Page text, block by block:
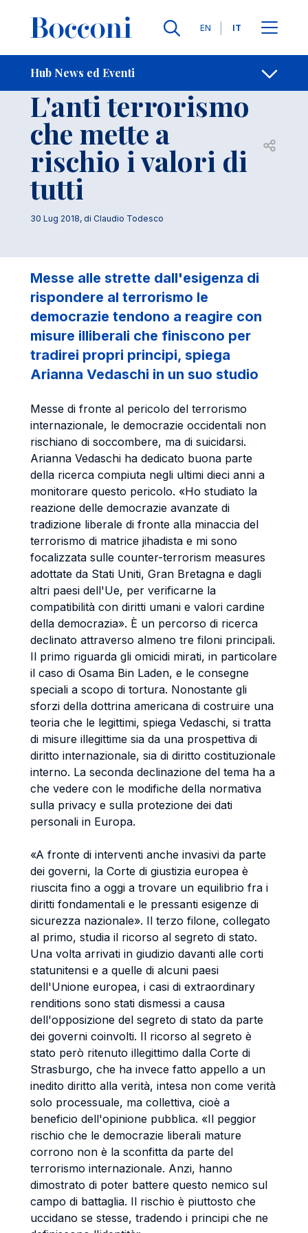
Lingue
EN IT
Hub News ed Eventi
Briciole di pane
Ricerca Diritto
L'anti terrorismo
che mette a
rischio i valori di
tutti
Apri
30 Lug 2018, di Claudio Todesco
Messe alle strette dall'esigenza di
rispondere al terrorismo le
democrazie tendono a reagire con
misure illiberali che finiscono per
tradirei propri principi, spiega
Arianna Vedaschi in un suo studio
Messe di fronte al pericolo del terrorismo
internazionale, le democrazie occidentali non
rischiano di soccombere, ma di suicidarsi.
Arianna Vedaschi ha dedicato buona parte
della ricerca compiuta negli ultimi dieci anni a
monitorare questo pericolo. «Ho studiato la
reazione delle democrazie avanzate di
tradizione liberale di fronte alla minaccia del
terrorismo di matrice jihadista e mi sono
focalizzata sulle counter-terrorism measures
adottate da Stati Uniti, Gran Bretagna e dagli
altri paesi dell'Ue, per verificarne la
compatibilità con diritti umani e valori cardine
della democrazia». È un percorso di ricerca
declinato attraverso almeno tre filoni principali.
Il primo riguarda gli omicidi mirati, in particolare
il caso di Osama Bin Laden, e le consegne
speciali a scopo di tortura. Nonostante gli
sforzi della dottrina americana di costruire una
teoria che le legittimi, spiega Vedaschi, si tratta
di misure illegittime sia da una prospettiva di
diritto internazionale, sia di diritto costituzionale
interno. La seconda declinazione del tema ha a
che vedere con le modifiche della normativa
sulla privacy e sulla protezione dei dati
personali in Europa.
«A fronte di interventi anche invasivi da parte
dei governi, la Corte di giustizia europea è
riuscita fino a oggi a trovare un equilibrio fra i
diritti fondamentali e le pressanti esigenze di
sicurezza nazionale». Il terzo filone, collegato
al primo, studia il ricorso al segreto di stato.
Una volta arrivati in giudizio davanti alle corti
statunitensi e a quelle di alcuni paesi
dell'Unione europea, i casi di extraordinary
renditions sono stati dismessi a causa
dell'opposizione del segreto di stato da parte
dei governi coinvolti. Il ricorso al segreto è
stato però ritenuto illegittimo dalla Corte di
Strasburgo, che ha invece fatto appello a un
inedito diritto alla verità, intesa non come verità
solo processuale, ma collettiva, cioè a
beneficio dell'opinione pubblica. «Il peggior
rischio che le democrazie liberali mature
corrono non è la sconfitta da parte del
terrorismo internazionale. Anzi, hanno
dimostrato di poter battere questo nemico sul
campo di battaglia. Il rischio è piuttosto che
uccidano se stesse, tradendo i principi che ne